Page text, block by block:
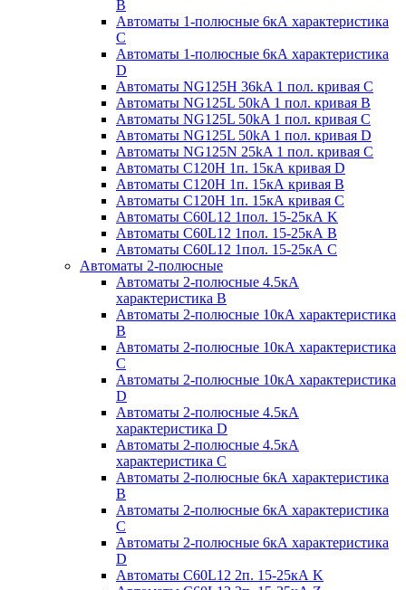
B
Автоматы 1-полюсные 6кА характеристика
C
Автоматы 1-полюсные 6кА характеристика
D
Автоматы NG125H 36kA 1 пол. кривая C
Автоматы NG125L 50kA 1 пол. кривая B
Автоматы NG125L 50kA 1 пол. кривая C
Автоматы NG125L 50kA 1 пол. кривая D
Автоматы NG125N 25kA 1 пол. кривая C
Автоматы С120H 1п. 15кА кривая D
Автоматы С120H 1п. 15кА кривая В
Автоматы С120H 1п. 15кА кривая С
Автоматы С60L12 1пол. 15-25кА K
Автоматы С60L12 1пол. 15-25кА В
Автоматы С60L12 1пол. 15-25кА С
Автоматы 2-полюсные
Автоматы 2-полюсные 4.5кА
характеристика В
Автоматы 2-полюсные 10кА характеристика
B
Автоматы 2-полюсные 10кА характеристика
C
Автоматы 2-полюсные 10кА характеристика
D
Автоматы 2-полюсные 4.5кА
характеристика D
Автоматы 2-полюсные 4.5кА
характеристика С
Автоматы 2-полюсные 6кА характеристика
B
Автоматы 2-полюсные 6кА характеристика
C
Автоматы 2-полюсные 6кА характеристика
D
Автоматы C60L12 2п. 15-25кА K